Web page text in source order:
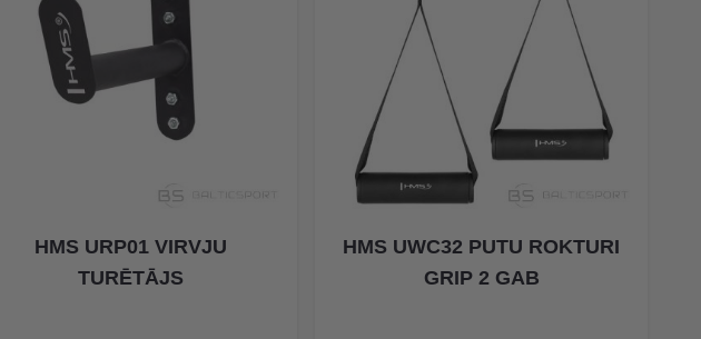
HMS URP01 VIRVJU
TURĒTĀJS
HMS UWC32 PUTU ROKTURI
GRIP 2 GAB